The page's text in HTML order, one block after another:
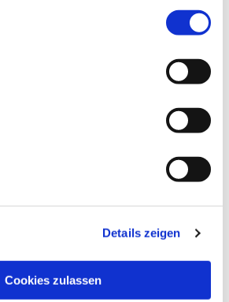
Details zeigen
Cookies zulassen